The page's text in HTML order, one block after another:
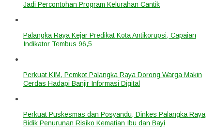
Jadi Percontohan Program Kelurahan Cantik
Palangka Raya Kejar Predikat Kota Antikorupsi, Capaian
Indikator Tembus 96,5
Perkuat KIM, Pemkot Palangka Raya Dorong Warga Makin
Cerdas Hadapi Banjir Informasi Digital
Perkuat Puskesmas dan Posyandu, Dinkes Palangka Raya
Bidik Penurunan Risiko Kematian Ibu dan Bayi